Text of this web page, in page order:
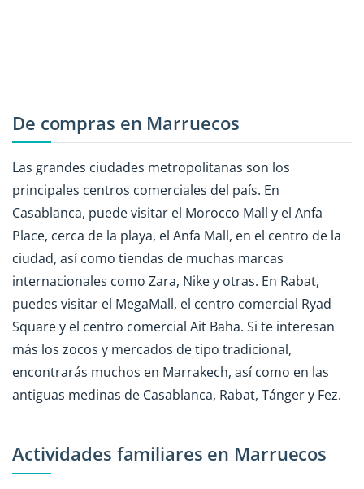
De compras en Marruecos
Las grandes ciudades metropolitanas son los
principales centros comerciales del país. En
Casablanca, puede visitar el Morocco Mall y el Anfa
Place, cerca de la playa, el Anfa Mall, en el centro de la
ciudad, así como tiendas de muchas marcas
internacionales como Zara, Nike y otras. En Rabat,
puedes visitar el MegaMall, el centro comercial Ryad
Square y el centro comercial Ait Baha. Si te interesan
más los zocos y mercados de tipo tradicional,
encontrarás muchos en Marrakech, así como en las
antiguas medinas de Casablanca, Rabat, Tánger y Fez.
Actividades familiares en Marruecos